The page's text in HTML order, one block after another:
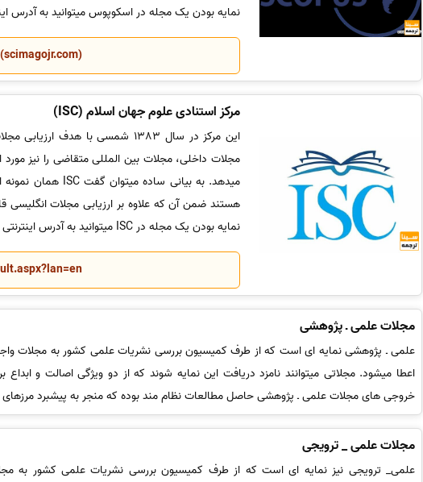
نمایه بودن یک مجله در اسکوپوس میتوانید به آدرس
مرکز استنادی علوم جهان اسلام (ISC)
این مرکز در سال 1383 شمسی با
مجلات داخلی، مجلات بین المللی متقاضی را نیز
هستند ضمن آن که علاوه بر ارزیابی مجلات انگلیسی
نمایه بودن یک مجله در ISC میتوانید به آدرس اینترنتی زیر مراجعه کنید:
مجلات علمی ـ پژوهشی
علمی ـ پژوهشی نمایه ای است که از طرف کمیسیون بررسی نشریات علمی کشور به مجلات
اعطا میشود. مجلاتی میتوانند نامزد دریافت این نمایه شوند که از دو ویژگی اصالت و ابداع
خروجی های مجلات علمی ـ پژوهشی حاصل مطالعات نظام مند بوده که منجر به پیشبرد مرزهای
مجلات علمی _ ترویجی
علمی_ ترویجی نیز نمایه ای است که از طرف کمیسیون بررسی نشریات علمی کشور به